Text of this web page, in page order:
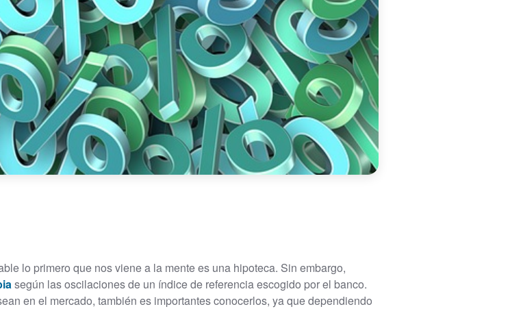
lo primero que nos viene a la mente es una hipoteca. Sin embargo,
según las oscilaciones de un índice de referencia escogido por el banco.
en el mercado, también es importantes conocerlos, ya que dependiendo